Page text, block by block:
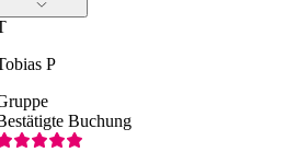
P
Buchung